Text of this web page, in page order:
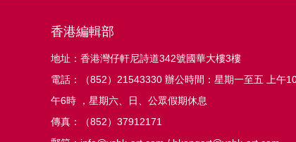
香港編輯部
地址：香港灣仔軒尼詩道342號國華大樓3樓
電話：（852）21543330 辦公時間：星期一至五 上午
午6時 ，星期六、日、公眾假期休息
傳真：（852）37912171